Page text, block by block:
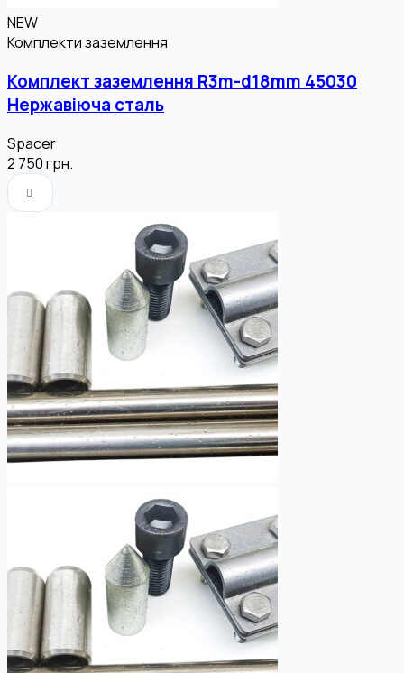
NEW
Комплекти заземлення
Комплект заземлення R3m-d18mm 45030
Нержавіюча сталь
Spacer
2 750грн.